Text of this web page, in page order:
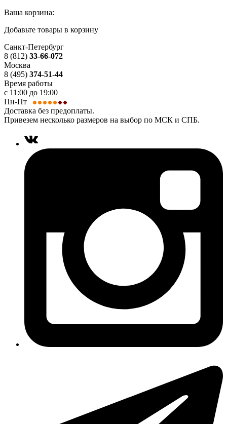
Ваша корзина:
Добавьте товары в корзину
Санкт-Петербург
8 (812) 33-66-072
Москва
8 (495) 374-51-44
Время работы
с 11:00 до 19:00
Пн-Пт
Доставка без предоплаты.
Привезем несколько размеров на выбор по МСК и СПБ.